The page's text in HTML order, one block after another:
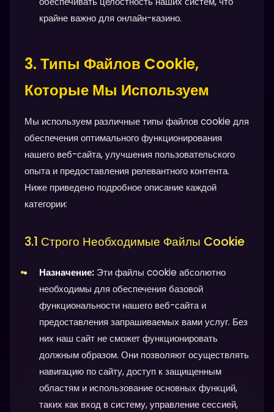
крайне важно для онлайн-казино.
3. Типы Файлов Cookie,
Которые Мы Используем
Мы используем различные типы файлов cookie для
обеспечения оптимального функционирования
нашего веб-сайта, улучшения пользовательского
опыта и предоставления релевантного контента.
Ниже приведено подробное описание каждой
категории:
3.1 Строго Необходимые Файлы Cookie
Назначение: Эти файлы cookie абсолютно
необходимы для обеспечения базовой
функциональности нашего веб-сайта и
предоставления запрашиваемых вами услуг. Без
них наш сайт не сможет функционировать
должным образом. Они позволяют осуществлять
навигацию по сайту, доступ к защищенным
областям и использование основных функций,
таких как вход в систему, управление сессией,